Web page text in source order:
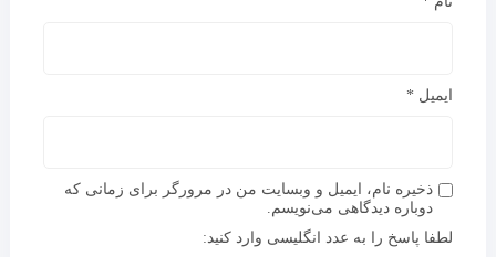
ایمیل *
ذخیره نام، ایمیل و وبسایت من در مرورگر برای زمانی که
دوباره دیدگاهی می‌نویسم.
لطفا پاسخ را به عدد انگلیسی وارد کنید: